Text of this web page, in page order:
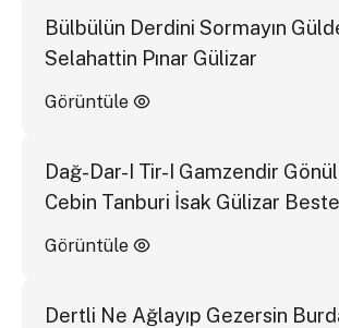
Bülbülün Derdini Sormayın
Selahattin Pınar Gülizar
Görüntüle
Dağ-Dar-I Tir-I Gamzendir
Cebin Tanburi İsak Gülizar Beste
Görüntüle
Dertli Ne Ağlayıp Gezersin